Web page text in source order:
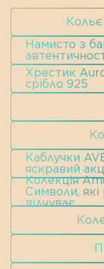
Намисто з
Хрестик
срібло 925
Каблучки
яскравий
Колекція
Символи, які
відчуває.